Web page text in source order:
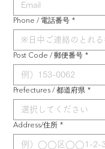
Phone / 電話番号 *
Post Code / 郵便番号 *
Prefectures / 都道府県 *
Address/住所 *